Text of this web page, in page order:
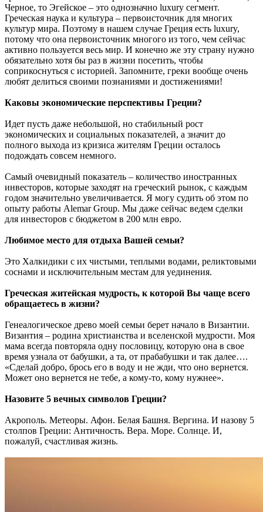
Черное, то Эгейское – это однозначно luxury сегмент.
Греческая наука и культура – первоисточник для многих
культур мира. Поэтому в нашем случае Греция есть luxury,
потому что она первоисточник многого из того, чем сейчас
активно пользуется весь мир. И конечно же эту страну нужно
обязательно хотя бы раз в жизни посетить, чтобы
соприкоснуться с историей. Запомните, греки вообще очень
любят делиться своими познаниями и достижениями!
Каковы экономические перспективы Греции?
Идет пусть даже небольшой, но стабильный рост
экономических и социальных показателей, а значит до
полного выхода из кризиса жителям Греции осталось
подождать совсем немного.
Самый очевидный показатель – количество иностранных
инвесторов, которые заходят на греческий рынок, с каждым
годом значительно увеличивается. Я могу судить об этом по
опыту работы Alemar Group. Мы даже сейчас ведем сделки
для инвесторов с бюджетом в 200 млн евро.
Любимое место для отдыха Вашей семьи?
Это Халкидики с их чистыми, теплыми водами, реликтовыми
соснами и исключительным местам для уединения.
Греческая житейская мудрость, к которой Вы чаще всего
обращаетесь в жизни?
Генеалогическое древо моей семьи берет начало в Византии.
Византия – родина христианства и вселенской мудрости. Моя
мама всегда повторяла одну пословицу, которую она в свое
время узнала от бабушки, а та, от прабабушки и так далее….
«Сделай добро, брось его в воду и не жди, что оно вернется.
Может оно вернется не тебе, а кому-то, кому нужнее».
Назовите 5 вечных символов Греции?
Акрополь. Метеоры. Афон. Белая Башня. Вергина. И назову 5
столпов Греции: Античность. Вера. Море. Солнце. И,
пожалуй, счастливая жизнь.